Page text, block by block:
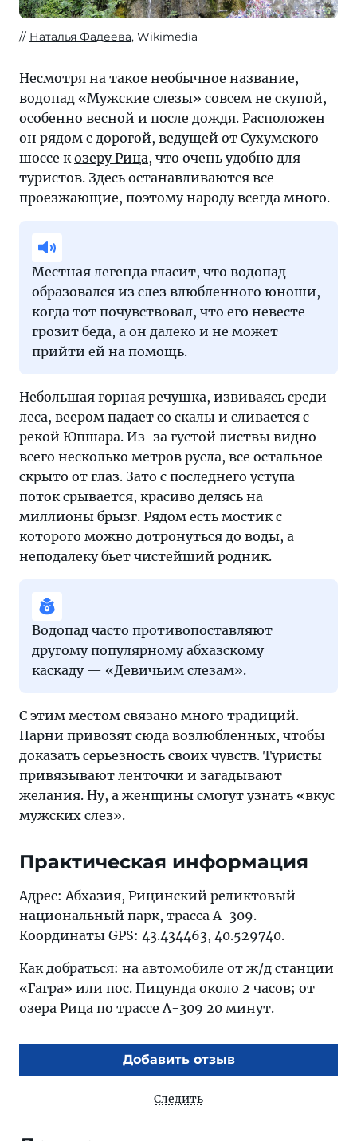
Наталья Фадеева, Wikimedia
Несмотря на такое необычное название,
водопад «Мужские слезы» совсем не скупой,
особенно весной и после дождя. Расположен
он рядом с дорогой, ведущей от Сухумского
шоссе козеру Рица, что очень удобно для
туристов. Здесь останавливаются все
проезжающие, поэтому народу всегда много.
Местная легенда гласит, что водопад
образовался из слез влюбленного юноши,
когда тот почувствовал, что его невесте
грозит беда, а он далеко и не может
прийти ей на помощь.
Небольшая горная речушка, извиваясь среди
леса, веером падает со скалы и сливается с
рекой Юпшара. Из-за густой листвы видно
всего несколько метров русла, все остальное
скрыто от глаз. Зато с последнего уступа
поток срывается, красиво делясь на
миллионы брызг. Рядом есть мостик с
которого можно дотронуться до воды, а
неподалеку бьет чистейший родник.
Водопад часто противопоставляют
другому популярному абхазскому
каскаду — «Девичьим слезам».
С этим местом связано много традиций.
Парни привозят сюда возлюбленных, чтобы
доказать серьезность своих чувств. Туристы
привязывают ленточки и загадывают
желания. Ну, а женщины смогут узнать «вкус
мужских слез».
Практическая информация
Адрес: Абхазия, Рицинский реликтовый
национальный парк, трасса А-309.
Координаты GPS: 43.434463, 40.529740.
Как добраться: на автомобиле от ж/д станции
«Гагра» или пос. Пицунда около 2 часов; от
озера Рица по трассе А-309 20 минут.
Добавить отзыв
Следить